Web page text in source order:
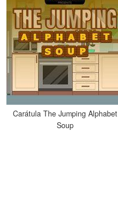
Carátula The Jumping Alphabet
Soup